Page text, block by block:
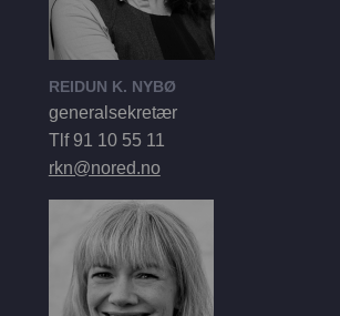
REIDUN K. NYBØ
generalsekretær
Tlf 91 10 55 11
rkn@nored.no